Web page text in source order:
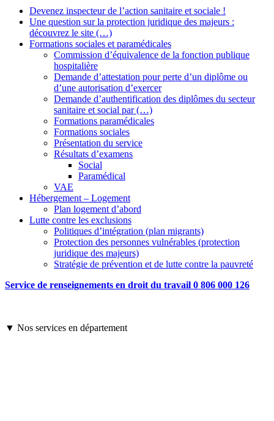
Devenez inspecteur de l’action sanitaire et sociale !
Une question sur la protection juridique des majeurs :
découvrez le site (…)
Formations sociales et paramédicales
Commission d’équivalence de la fonction publique
hospitalière
Demande d’attestation pour perte d’un diplôme ou
d’une autorisation d’exercer
Demande d’authentification des diplômes du secteur
sanitaire et social par (…)
Formations paramédicales
Formations sociales
Présentation du service
Résultats d’examens
Social
Paramédical
VAE
Hébergement – Logement
Plan logement d’abord
Lutte contre les exclusions
Politiques d’intégration (plan migrants)
Protection des personnes vulnérables (protection
juridique des majeurs)
Stratégie de prévention et de lutte contre la pauvreté
Service de renseignements en droit du travail 0 806 000 126
▼ Nos services en département